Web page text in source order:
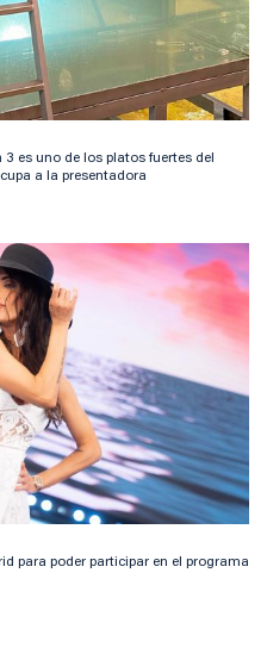
es uno de los platos fuertes del
a la presentadora
para poder participar en el programa